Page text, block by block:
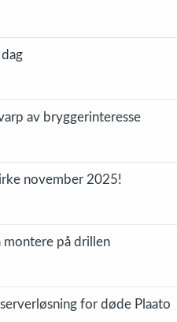
av bryggerinteresse
november 2025!
på drillen
for døde Plaato